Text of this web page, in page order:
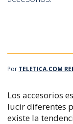
Por TELETICA.COM
Los accesorios
lucir diferentes
existe la